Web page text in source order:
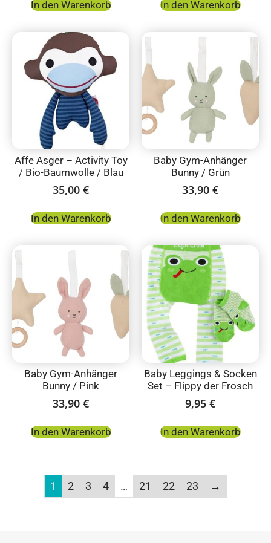
In den Warenkorb In den Warenkorb
Affe Asger – Activity Toy
/ Bio-Baumwolle / Blau
35,00 €
In den Warenkorb
Baby Gym-Anhänger
Bunny / Grün
33,90 €
In den Warenkorb
Baby Gym-Anhänger
Bunny / Pink
33,90 €
In den Warenkorb
Baby Leggings & Socken
Set – Flippy der Frosch
9,95 €
In den Warenkorb
1 2 3 4 … 21 22 23 →